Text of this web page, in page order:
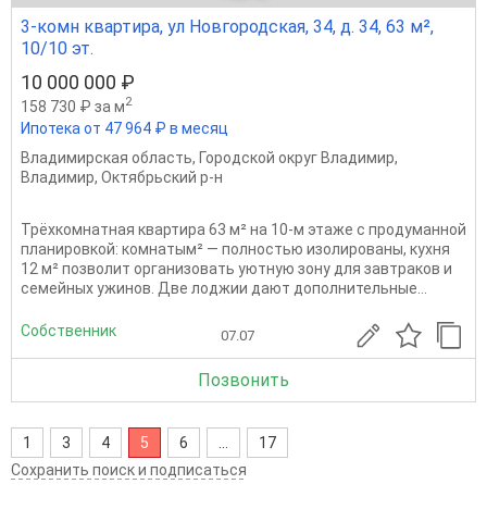
3-комн квартира, ул Новгородская, 34, д. 34, 63 м²,
10/10 эт.
10 000 000 ₽
158 730 ₽ за м2
Ипотека от 47 964 ₽ в месяц
Владимирская область, Городской округ Владимир,
Владимир, Октябрьский р-н
Трёхкомнатная квартира 63 м² на 10-м этаже с продуманной
планировкой: комнатым² — полностью изолированы, кухня
12 м² позволит организовать уютную зону для завтраков и
семейных ужинов. Две лоджии дают дополнительные...
Собственник 07.07
Позвонить
1 3 4 5 6
17
Сохранить поиск и подписаться